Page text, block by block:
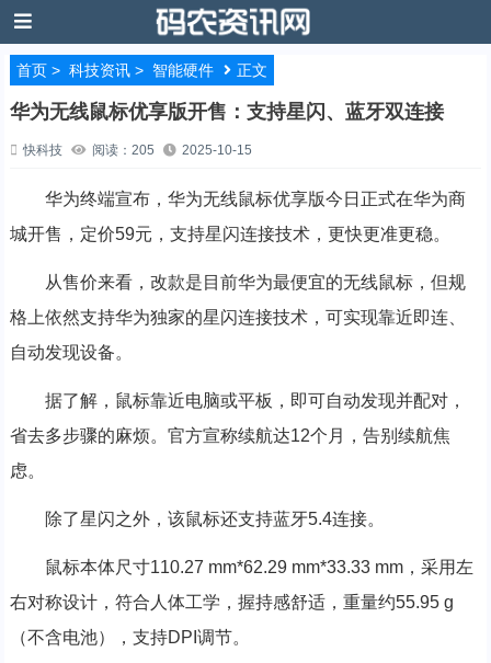
首页> 科技资讯> 智能硬件 正文
华为无线鼠标优享版开售：支持星闪、蓝牙双连接
快科技 阅读：205 2025-10-15
华为终端宣布，华为无线鼠标优享版今日正式在华为商
城开售，定价59元，支持星闪连接技术，更快更准更稳。
从售价来看，改款是目前华为最便宜的无线鼠标，但规
格上依然支持华为独家的星闪连接技术，可实现靠近即连、
自动发现设备。
据了解，鼠标靠近电脑或平板，即可自动发现并配对，
省去多步骤的麻烦。官方宣称续航达12个月，告别续航焦
虑。
除了星闪之外，该鼠标还支持蓝牙5.4连接。
鼠标本体尺寸110.27 mm*62.29 mm*33.33 mm，采用左
右对称设计，符合人体工学，握持感舒适，重量约55.95 g
（不含电池），支持DPI调节。